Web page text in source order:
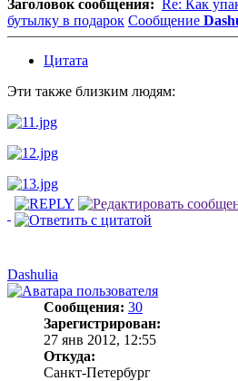
Заголовок сообщения:
Re: Как
бутылку в подарок Сообщение
Цитата
Эти также близким людям:
Dashulia
Сообщения: 30
Зарегистрирован:
27 янв 2012, 12:55
Откуда:
Санкт-Петербург